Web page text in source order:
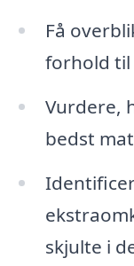
Få
forhold til
Vurdere,
bedst
skjulte i